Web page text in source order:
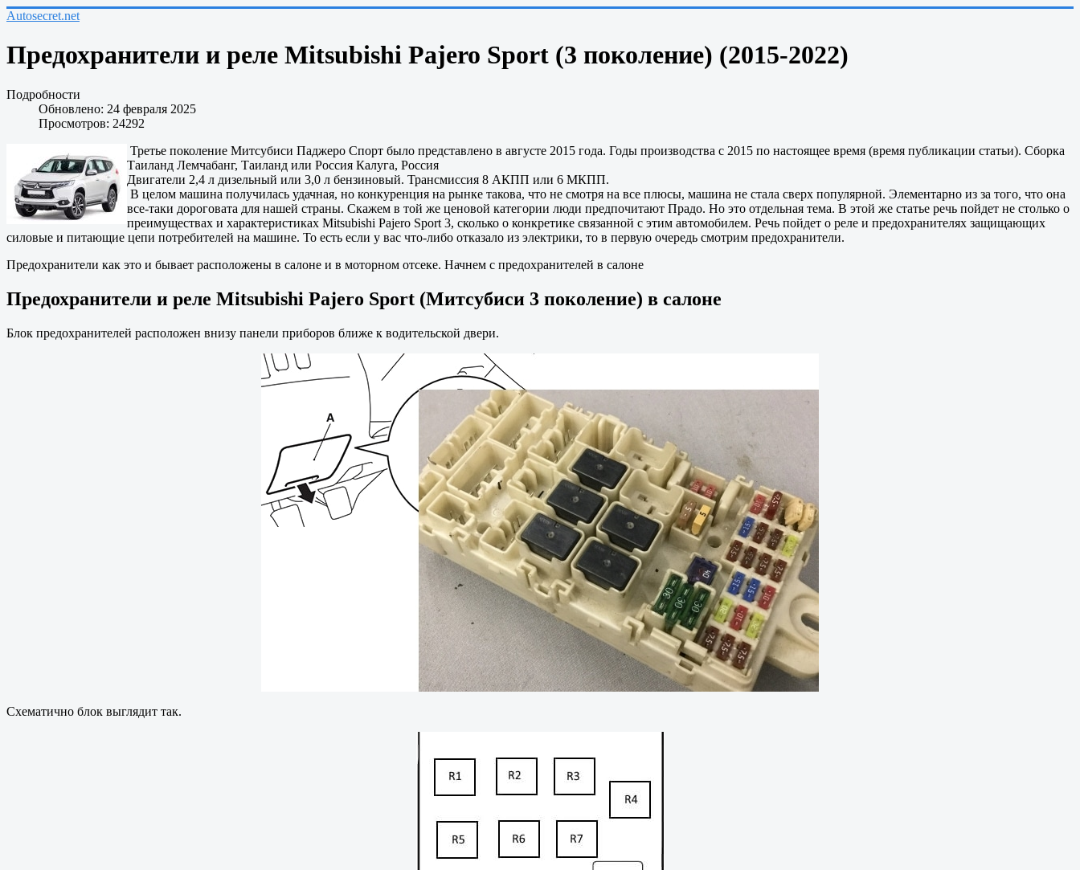
Autosecret.net
Предохранители и реле Mitsubishi Pajero Sport (3 поколение) (2015-2022)
Подробности
Обновлено: 24 февраля 2025
Просмотров: 24292
Третье поколение Митсубиси Паджеро Спорт было представлено в августе 2015 года. Годы производства c 2015 по настоящее время (время публикации статьи). Сборка
Таиланд Лемчабанг, Таиланд или Россия Калуга, Россия
Двигатели 2,4 л дизельный или 3,0 л бензиновый. Трансмиссия 8 АКПП или 6 МКПП.
В целом машина получилась удачная, но конкуренция на рынке такова, что не смотря на все плюсы, машина не стала сверх популярной. Элементарно из за того, что она
все-таки дороговата для нашей страны. Скажем в той же ценовой категории люди предпочитают Прадо. Но это отдельная тема. В этой же статье речь пойдет не столько о
преимуществах и характеристиках Mitsubishi Pajero Sport 3, сколько о конкретике связанной с этим автомобилем. Речь пойдет о реле и предохранителях защищающих
силовые и питающие цепи потребителей на машине. То есть если у вас что-либо отказало из электрики, то в первую очередь смотрим предохранители.
Предохранители как это и бывает расположены в салоне и в моторном отсеке. Начнем с предохранителей в салоне
Предохранители и реле Mitsubishi Pajero Sport (Митсубиси 3 поколение) в салоне
Блок предохранителей расположен внизу панели приборов ближе к водительской двери.
Схематично блок выглядит так.